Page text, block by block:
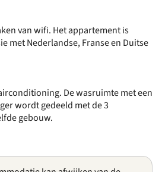
van wifi. Het appartement is
met Nederlandse, Franse en Duitse
De wasruimte met een
wordt gedeeld met de 3
gebouw.